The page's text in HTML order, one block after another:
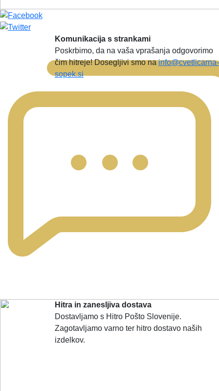
Komunikacija s strankami
Poskrbimo, da na vaša vprašanja odgovorimo
čim hitreje! Dosegljivi smo nainfo@cvetlicarna-
sopek.si
Hitra in zanesljiva dostava
Dostavljamo s Hitro Pošto Slovenije.
Zagotavljamo varno ter hitro dostavo naših
izdelkov.